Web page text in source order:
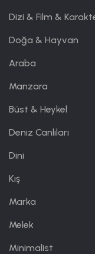
Dizi & Film &
Doğa & Hayvan
Araba
Manzara
Büst & Heykel
Deniz Canlıları
Dini
Kış
Marka
Melek
Minimalist